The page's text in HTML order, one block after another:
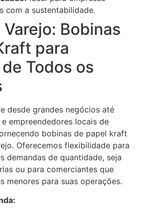
com a sustentabilidade.
Bobinas
para
Todos os
desde grandes negócios até
empreendedores locais de
bobinas de papel kraft
Oferecemos flexibilidade para
demandas de quantidade, seja
ou para comerciantes que
menores para suas operações.